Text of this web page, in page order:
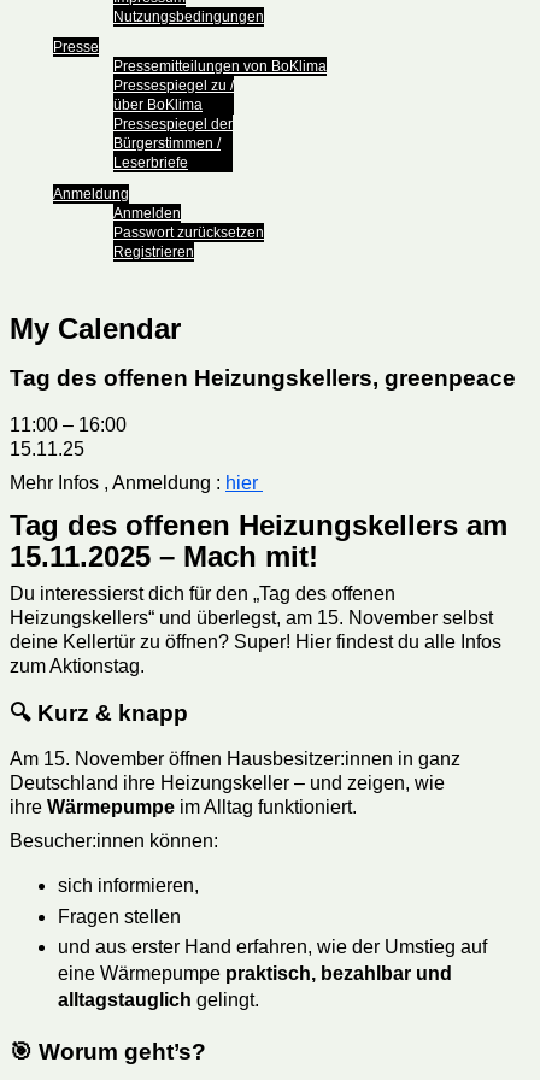
Nutzungsbedingungen
Presse
Pressemitteilungen von BoKlima
Pressespiegel zu /
über BoKlima
Pressespiegel der
Bürgerstimmen /
Leserbriefe
Anmeldung
Anmelden
Passwort zurücksetzen
Registrieren
My Calendar
Tag des offenen Heizungskellers, greenpeace
11:00 – 16:00
15.11.25
Mehr Infos , Anmeldung : hier
Tag des offenen Heizungskellers am
15.11.2025 – Mach mit!
Du interessierst dich für den „Tag des offenen
Heizungskellers“ und überlegst, am 15. November selbst
deine Kellertür zu öffnen? Super! Hier findest du alle Infos
zum Aktionstag.
🔍 Kurz & knapp
Am 15. November öffnen Hausbesitzer:innen in ganz
Deutschland ihre Heizungskeller – und zeigen, wie
ihre Wärmepumpe im Alltag funktioniert.
Besucher:innen können:
sich informieren,
Fragen stellen
und aus erster Hand erfahren, wie der Umstieg auf
eine Wärmepumpe praktisch, bezahlbar und
alltagstauglich gelingt.
🎯 Worum geht’s?